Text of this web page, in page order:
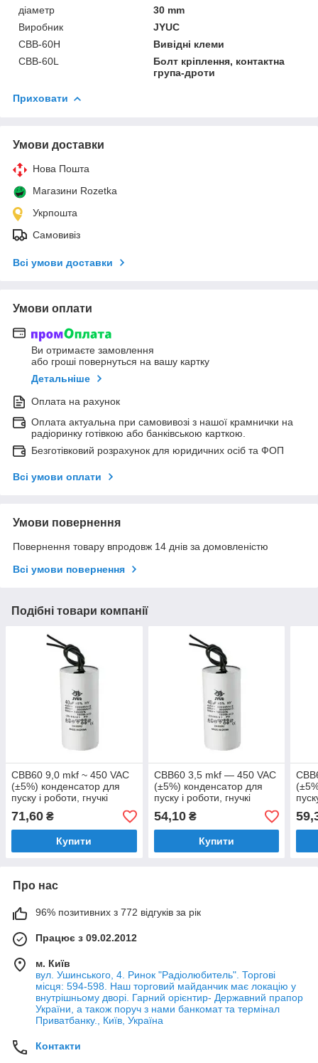
діаметр
30 mm
Виробник
JYUC
CBB-60H
Вивідні клеми
CBB-60L
Болт кріплення, контактна
група-дроти
Приховати
Умови доставки
Нова Пошта
Магазини Rozetka
Укрпошта
Самовивіз
Всі умови доставки
Умови оплати
Ви отримаєте замовлення
або гроші повернуться на вашу картку
Детальніше
Оплата на рахунок
Оплата актуальна при самовивозі з нашої крамнички на
радіоринку готівкою або банківською карткою.
Безготівковий розрахунок для юридичних осіб та ФОП
Всі умови оплати
Умови повернення
Повернення товару впродовж 14 днів за домовленістю
Всі умови повернення
Подібні товари компанії
CBB60 9,0 mkf ~ 450 VAC
(±5%) конденсатор для
пуску і роботи, гнучкі
mm)
71,60 ₴
Купити
CBB60 3,5 mkf ― 450 VAC
(±5%) конденсатор для
пуску і роботи, гнучкі
mm)
54,10₴
Купити
mm)
Про нас
96% позитивних з 772 відгуків за рік
Працює з 09.02.2012
м. Київ
вул. Ушинського, 4. Ринок "Радіолюбитель". Торгові
місця: 594-598. Наш торговий майданчик має локацію у
внутрішньому дворі. Гарний орієнтир- Державний прапор
України, а також поруч з нами банкомат та термінал
Приватбанку., Київ, Україна
Контакти